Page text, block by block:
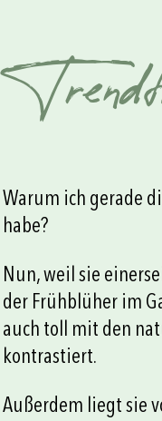
Warum ich gerade
habe?
Nun, weil sie
der Frühblüher im
auch toll mit den
kontrastiert.
Außerdem liegt sie